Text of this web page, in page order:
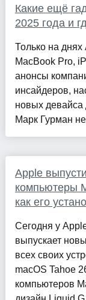
Какие ещё
2025 года и
Только на
MacBook Pro,
анонсы
инсайдеров,
новых девайса
Марк Гурман
Apple
компьютеры
как его
Сегодня у
выпускает
всех своих
macOS Tahoe
компьютеров